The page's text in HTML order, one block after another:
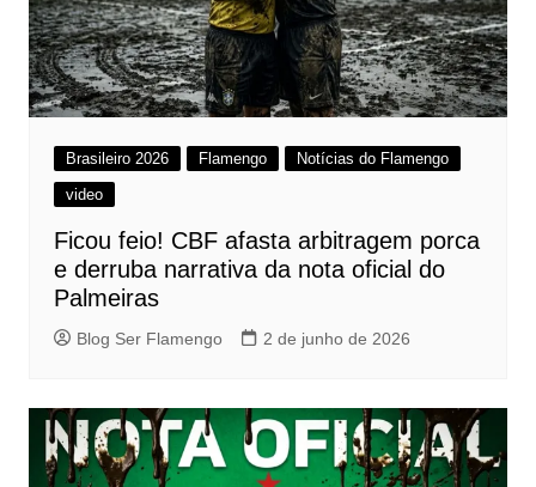
Brasileiro 2026 Flamengo
Notícias do Flamengo
video
Ficou feio! CBF afasta arbitragem porca
e derruba narrativa da nota oficial do
Palmeiras
Blog Ser Flamengo 2 de junho de 2026